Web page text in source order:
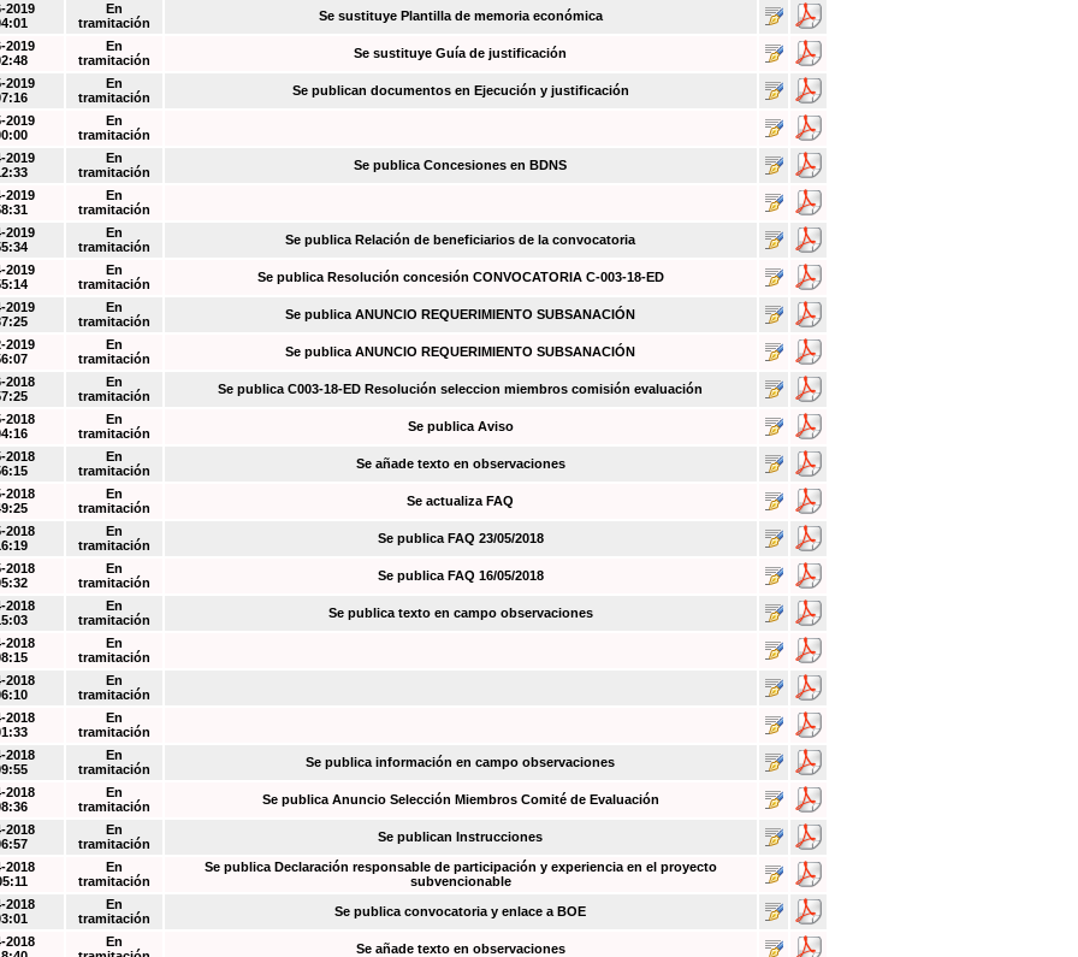
2019
En
tramitación
Se sustituye Plantilla de memoria económica
2019
En
tramitación
Se sustituye Guía de justificación
2019
En
tramitación
Se publican documentos en Ejecución y justificación
2019
En
tramitación
2019
En
tramitación
Se publica Concesiones en BDNS
2019
En
tramitación
2019
En
tramitación
Se publica Relación de beneficiarios de la convocatoria
2019
En
tramitación
Se publica Resolución concesión CONVOCATORIA C-003-18-ED
2019
En
tramitación
Se publica ANUNCIO REQUERIMIENTO SUBSANACIÓN
2019
En
tramitación
Se publica ANUNCIO REQUERIMIENTO SUBSANACIÓN
2018
En
tramitación
Se publica C003-18-ED Resolución seleccion miembros comisión evaluación
2018
En
tramitación
Se publica Aviso
2018
En
tramitación
Se añade texto en observaciones
2018
En
tramitación
Se actualiza FAQ
2018
En
tramitación
Se publica FAQ 23/05/2018
2018
En
tramitación
Se publica FAQ 16/05/2018
2018
En
tramitación
Se publica texto en campo observaciones
2018
En
tramitación
2018
En
tramitación
2018
En
tramitación
2018
En
tramitación
Se publica información en campo observaciones
2018
En
tramitación
Se publica Anuncio Selección Miembros Comité de Evaluación
2018
En
tramitación
Se publican Instrucciones
2018
En
tramitación
Se publica Declaración responsable de participación y experiencia en el proyecto
subvencionable
2018
En
tramitación
Se publica convocatoria y enlace a BOE
2018
En
Se añade texto en observaciones